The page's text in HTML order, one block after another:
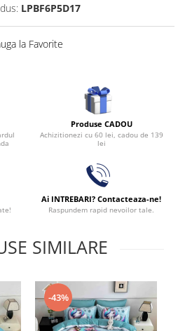
1
Persoana
LPBF6P5D17
la Favorite
Produse CADOU
Achizitionezi cu 60 lei, cadou de 139
lei
Ai INTREBARI? Contacteaza-ne!
Raspundem rapid nevoilor tale.
SIMILARE
-43%